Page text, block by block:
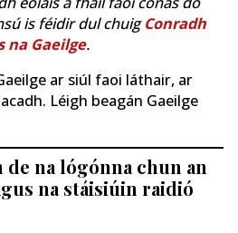
is féidir dul chuigConradh
na Gaeilge.
ar siúl faoi láthair, ar
Léigh beagán Gaeilge
na lógónna chun an
na stáisiúin raidió